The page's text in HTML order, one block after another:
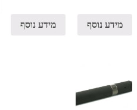
מידע נוסף מידע נוסף